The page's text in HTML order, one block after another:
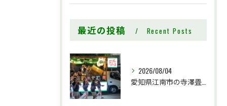
最近の投稿 Recent Posts
2026/08/04